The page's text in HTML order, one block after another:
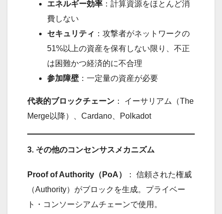
エネルギー効率 ：計算資源をほとんど消
費しない
セキュリティ ：攻撃者がネットワークの
51%以上の資産を保有しない限り、不正
は困難かつ経済的に不合理
参加障壁 ：一定量の資産が必要
代表的ブロックチェーン ： イーサリアム（The
Merge以降）、Cardano、Polkadot
3. その他のコンセンサスメカニズム
Proof of Authority（PoA）
： 信頼された権威
（Authority）がブロックを生成。プライベー
ト・コンソーシアムチェーンで使用。